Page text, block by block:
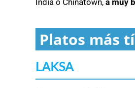
India o Chinatown, a muy
Platos más
LAKSA